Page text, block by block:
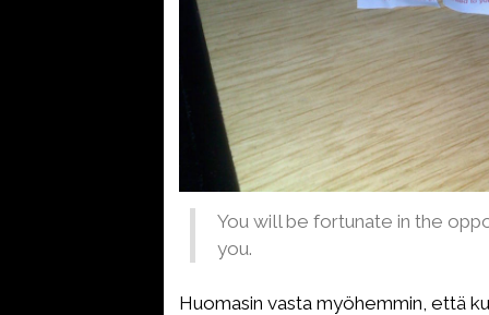
You will be fortunate in the
you.
Huomasin vasta myöhemmin, että